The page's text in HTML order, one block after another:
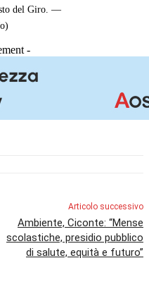
del Giro. —
-
Articolo successivo
Ambiente, Ciconte: “Mense
scolastiche, presidio pubblico
di salute, equità e futuro”